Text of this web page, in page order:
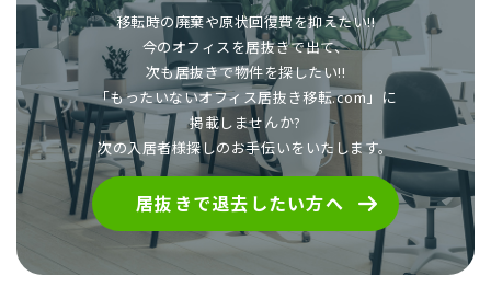
移転時の廃棄や原状回復費を抑えたい!!
今のオフィスを居抜きで出て、
次も居抜きで物件を探したい!!
「もったいないオフィス居抜き移転.com」に
掲載しませんか?
次の入居者様探しのお手伝いをいたします。
居抜きで退去したい方へ